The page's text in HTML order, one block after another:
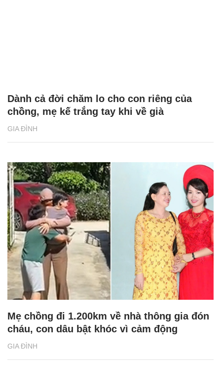
GIA ĐÌNH
Dành cả đời chăm lo cho con riêng của
chồng, mẹ kế trắng tay khi về già
GIA ĐÌNH
Mẹ chồng đi 1.200km về nhà thông gia đón
cháu, con dâu bật khóc vì cảm động